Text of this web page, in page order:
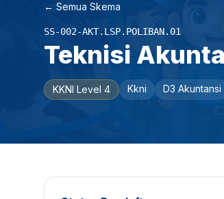
← Semua Skema
SS-002-AKT.LSP.POLIBAN.01
Teknisi
KKNI Level 4 Kkni D3 Akuntansi